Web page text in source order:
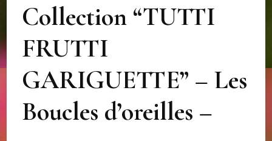
Collection “TUTTI
FRUTTI
GARIGUETTE” – Les
Boucles d’oreilles –